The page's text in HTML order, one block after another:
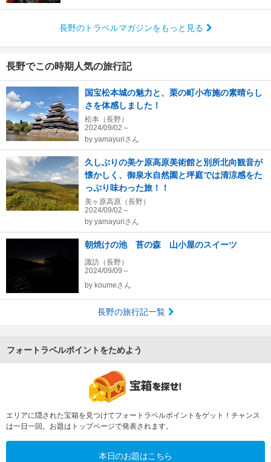
長野のトラベルマガジンをもっと見る
長野でこの時期人気の旅行記
国宝松本城の魅力と、栗の町小布施の素晴らし
さを体感しました！
松本（長野）
2024/09/02～
by yamayuriさん
久しぶりの美ケ原高原美術館と別所北向観音が
懐かしく、御泉水自然園と坪庭では清涼感をた
っぷり味わった旅！！
美ヶ原高原（長野）
2024/09/02～
by yamayuriさん
朝焼けの池 苔の森 山小屋のスイーツ
諏訪（長野）
2024/09/09～
by koumeさん
長野の旅行記一覧
フォートラベルポイントをためよう
エリアに隠された宝箱を見つけてフォートラベルポイントをゲット！チャンス
は一日一回。お題はトップページで発表されます。
本日のお題はこちら